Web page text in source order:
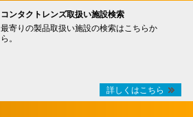
コンタクトレンズ取扱い施設検索
最寄りの製品取扱い施設の検索はこちらか
ら。
詳しくはこちら